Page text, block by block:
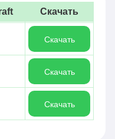
Скачать
Скачать
Скачать
Скачать